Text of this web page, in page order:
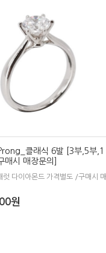
클래식 6발 [3부,5부,1
매시 매장문의]
다이아몬드 가격별도 /구매시 매
원